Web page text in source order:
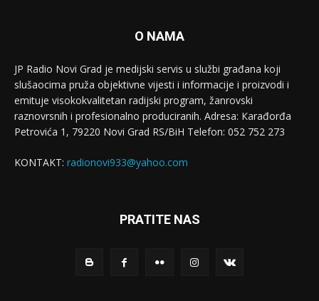
O NAMA
JP Radio Novi Grad je medijski servis u službi građana koji
slušaocima pruža objektivne vijesti i informacije i proizvodi i
emituje visokokvalitetan radijski program, žanrovski
raznovrsnih i profesionalno produciranih. Adresa: Кarađorđa
Petrovića 1, 79220 Novi Grad RS/BiH Telefon: 052 752 273
KONTAKT: radionovi933@yahoo.com
PRATITE NAS